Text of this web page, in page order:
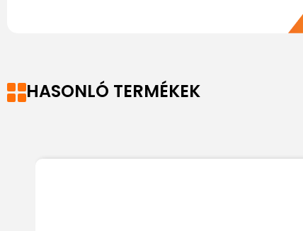
HASONLÓ TERMÉKEK